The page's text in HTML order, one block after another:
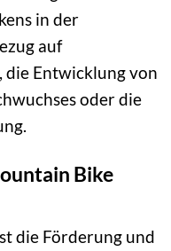
in der
auf
die Entwicklung von
oder die
Bike
die Förderung und